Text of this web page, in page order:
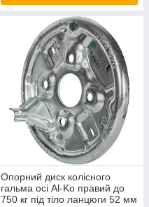
Опорний диск колісного
гальма осі Al-Ko правий до
750 кг під тіло ланцюги 52 мм